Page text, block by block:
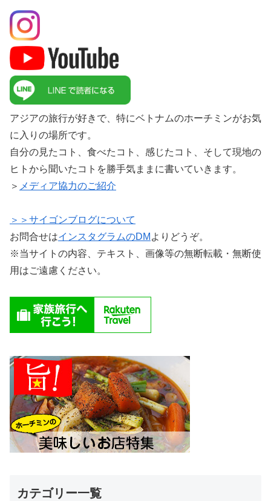
アジアの旅行が好きで、特にベトナムのホーチミンがお気
に入りの場所です。
自分の見たコト、食べたコト、感じたコト、そして現地の
ヒトから聞いたコトを勝手気ままに書いていきます。
＞ メディア協力のご紹介
＞＞サイゴンブログについて
お問合せはインスタグラムのDM よりどうぞ。
※当サイトの内容、テキスト、画像等の無断転載・無断使
用はご遠慮ください。
カテゴリー一覧